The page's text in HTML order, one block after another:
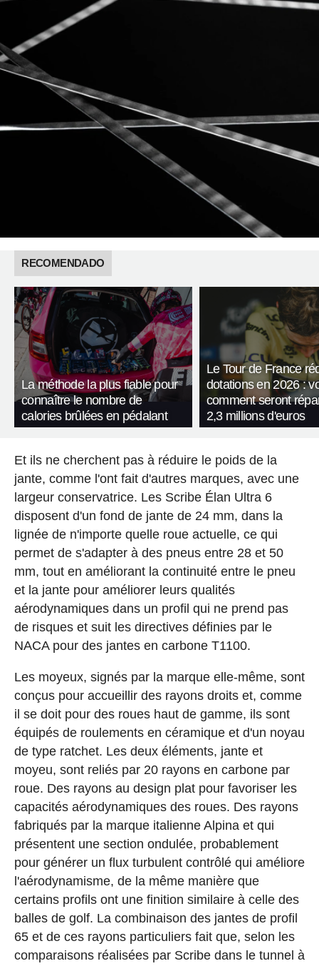
RECOMENDADO
La méthode la plus fiable pour
connaître le nombre de
calories brûlées en pédalant
Le Tour de France
dotations en 2026 :
comment seront
2,3 millions d'euros
Et ils ne cherchent pas à réduire le poids de la
jante, comme l'ont fait d'autres marques, avec une
largeur conservatrice. Les Scribe Élan Ultra 6
disposent d'un fond de jante de 24 mm, dans la
lignée de n'importe quelle roue actuelle, ce qui
permet de s'adapter à des pneus entre 28 et 50
mm, tout en améliorant la continuité entre le pneu
et la jante pour améliorer leurs qualités
aérodynamiques dans un profil qui ne prend pas
de risques et suit les directives définies par le
NACA pour des jantes en carbone T1100.
Les moyeux, signés par la marque elle-même, sont
conçus pour accueillir des rayons droits et, comme
il se doit pour des roues haut de gamme, ils sont
équipés de roulements en céramique et d'un noyau
de type ratchet. Les deux éléments, jante et
moyeu, sont reliés par 20 rayons en carbone par
roue. Des rayons au design plat pour favoriser les
capacités aérodynamiques des roues. Des rayons
fabriqués par la marque italienne Alpina et qui
présentent une section ondulée, probablement
pour générer un flux turbulent contrôlé qui améliore
l'aérodynamisme, de la même manière que
certains profils ont une finition similaire à celle des
balles de golf. La combinaison des jantes de profil
65 et de ces rayons particuliers fait que, selon les
comparaisons réalisées par Scribe dans le tunnel à